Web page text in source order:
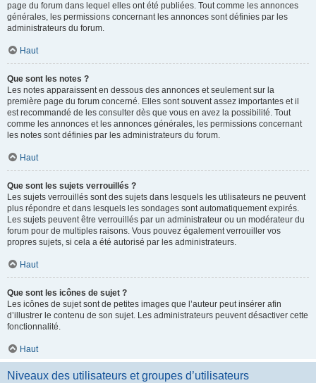
page du forum dans lequel elles ont été publiées. Tout comme les annonces
générales, les permissions concernant les annonces sont définies par les
administrateurs du forum.
Haut
Que sont les notes ?
Les notes apparaissent en dessous des annonces et seulement sur la
première page du forum concerné. Elles sont souvent assez importantes et il
est recommandé de les consulter dès que vous en avez la possibilité. Tout
comme les annonces et les annonces générales, les permissions concernant
les notes sont définies par les administrateurs du forum.
Haut
Que sont les sujets verrouillés ?
Les sujets verrouillés sont des sujets dans lesquels les utilisateurs ne peuvent
plus répondre et dans lesquels les sondages sont automatiquement expirés.
Les sujets peuvent être verrouillés par un administrateur ou un modérateur du
forum pour de multiples raisons. Vous pouvez également verrouiller vos
propres sujets, si cela a été autorisé par les administrateurs.
Haut
Que sont les icônes de sujet ?
Les icônes de sujet sont de petites images que l’auteur peut insérer afin
d’illustrer le contenu de son sujet. Les administrateurs peuvent désactiver cette
fonctionnalité.
Haut
Niveaux des utilisateurs et groupes d’utilisateurs